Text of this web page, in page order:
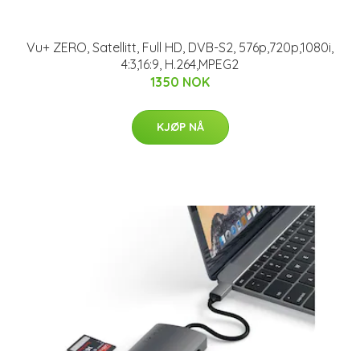
Vu+ ZERO, Satellitt, Full HD, DVB-S2, 576p,720p,1080i,
4:3,16:9, H.264,MPEG2
1350 NOK
KJØP NÅ